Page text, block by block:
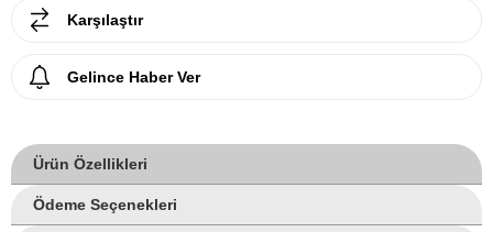
Karşılaştır
Gelince Haber Ver
Ürün Özellikleri
Ödeme Seçenekleri